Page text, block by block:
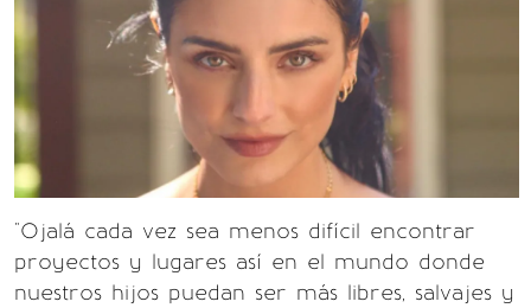
"Ojalá cada vez sea menos difícil encontrar
proyectos y lugares así en el mundo donde
nuestros hijos puedan ser más libres, salvajes y